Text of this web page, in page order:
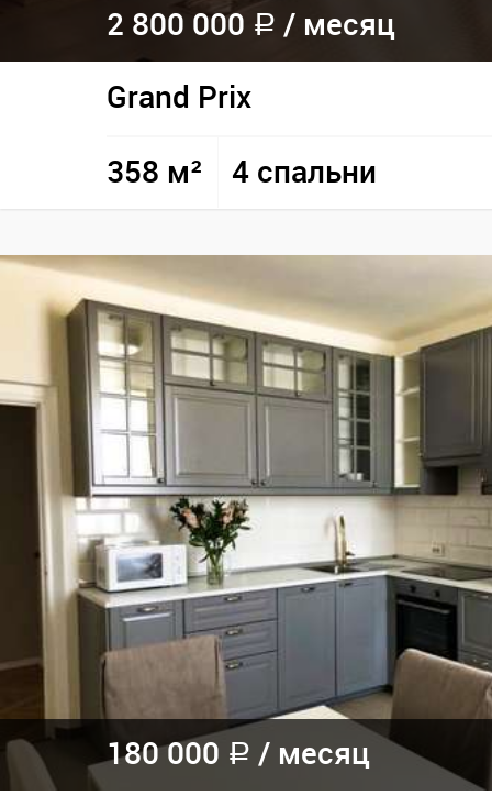
2 800 000 a / месяц
Grand Prix
358 м² 4 спальни
180 000 a / месяц